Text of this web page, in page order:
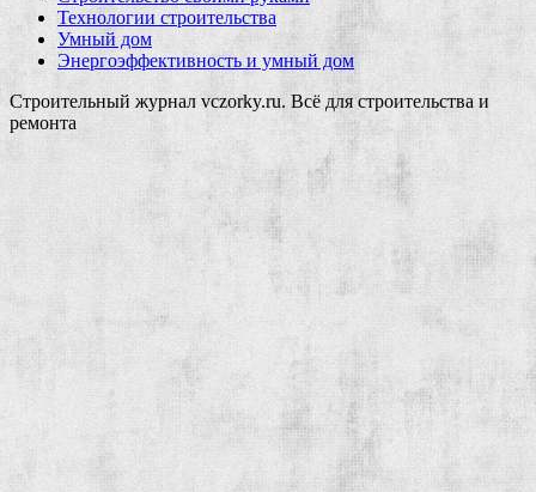
Технологии строительства
Умный дом
Энергоэффективность и умный дом
Строительный журнал vczorky.ru. Всё для строительства и
ремонта